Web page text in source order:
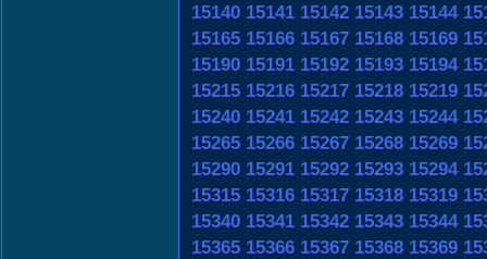
15140 15141 15142 15143 15144
15165 15166 15167 15168 15169
15190 15191 15192 15193 15194
15215 15216 15217 15218 15219
15240 15241 15242 15243 15244
15265 15266 15267 15268 15269
15290 15291 15292 15293 15294
15315 15316 15317 15318 15319
15340 15341 15342 15343 15344
15365 15366 15367 15368 15369